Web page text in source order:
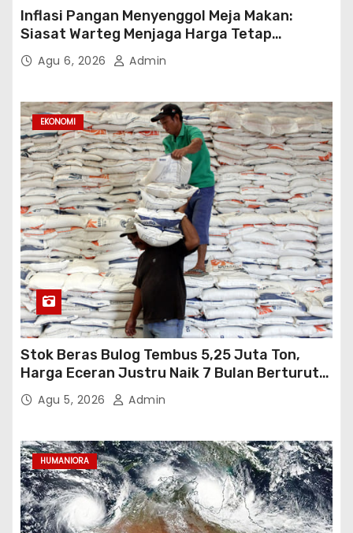
Inflasi Pangan Menyenggol Meja Makan:
Siasat Warteg Menjaga Harga Tetap
Terjangkau
Agu 6, 2026 Admin
EKONOMI
Stok Beras Bulog Tembus 5,25 Juta Ton,
Harga Eceran Justru Naik 7 Bulan Berturut-
TurutAgu 5, 2026 Admin
HUMANIORA